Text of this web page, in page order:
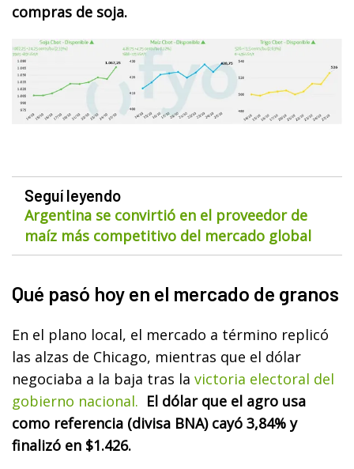
compras de soja.
Seguí leyendo
Argentina se convirtió en el proveedor de
maíz más competitivo del mercado global
Qué pasó hoy en el mercado de granos
En el plano local, el mercado a término replicó
las alzas de Chicago, mientras que el dólar
negociaba a la baja tras la victoria electoral del
gobierno nacional. El dólar que el agro usa
como referencia (divisa BNA) cayó 3,84% y
finalizó en $1.426.